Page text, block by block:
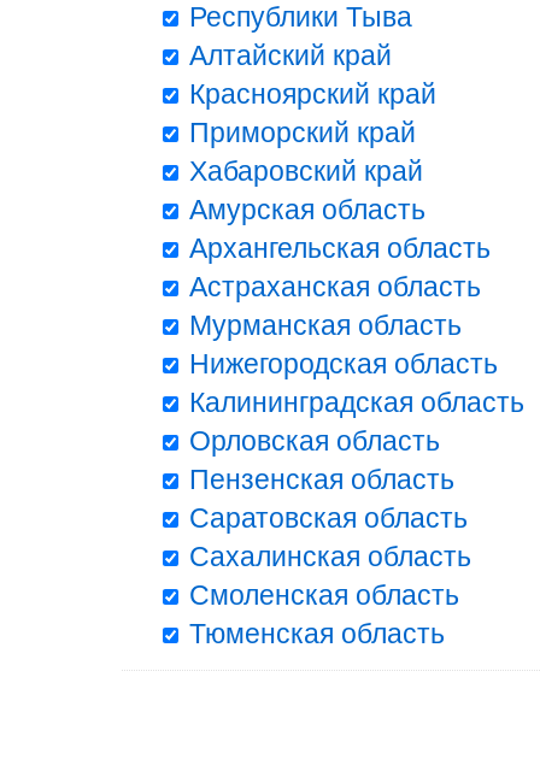
Республики Тыва
Алтайский край
Красноярский край
Приморский край
Хабаровский край
Амурская область
Архангельская область
Астраханская область
Мурманская область
Нижегородская область
Калининградская область
Орловская область
Пензенская область
Саратовская область
Сахалинская область
Смоленская область
Тюменская область